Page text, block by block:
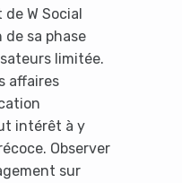
W Social
de sa phase
limitée.
affaires
intérêt à y
Observer
sur